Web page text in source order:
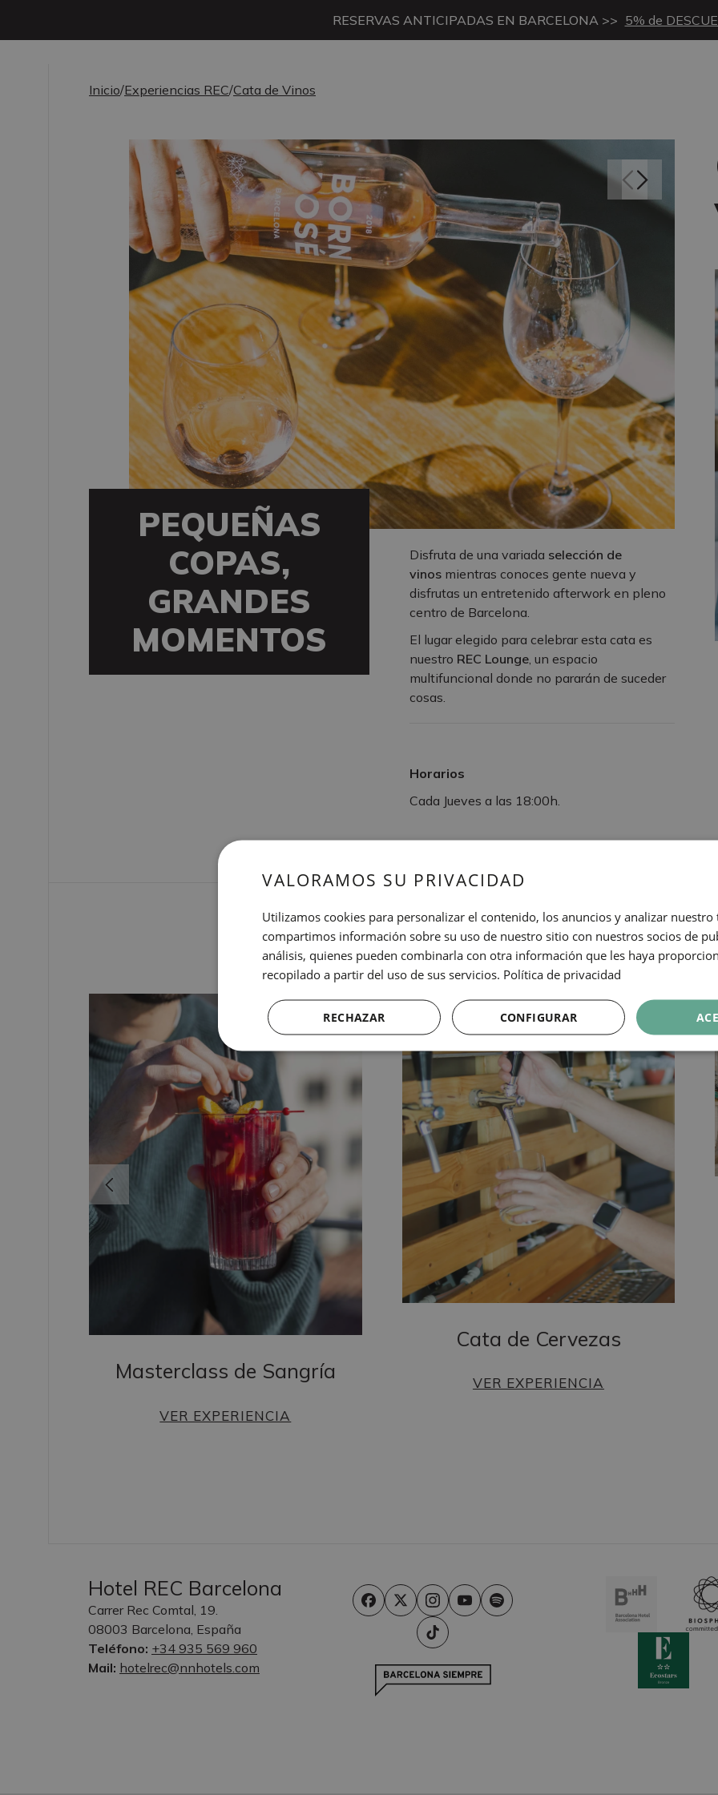
RESERVAS ANTICIPADAS EN BARCELONA >> 5% de
Inicio/Experiencias REC/Cata de Vinos
PEQUEÑAS
COPAS,
GRANDES
MOMENTOS
Disfruta de una variada selección de
vinos mientras conoces gente nueva y
disfrutas un entretenido afterwork en pleno
centro de Barcelona.
El lugar elegido para celebrar esta cata es
nuestro REC Lounge, un espacio
multifuncional donde no pararán de suceder
cosas.
Horarios
Cada Jueves a las 18:00h.
OTRAS
Masterclass de Sangría
VER EXPERIENCIA
Cata de Cervezas
VER EXPERIENCIA
Hotel REC Barcelona
Carrer Rec Comtal, 19.
08003 Barcelona, España
Teléfono: +34 935 569 960
Mail: hotelrec@nnhotels.com
VALORAMOS SU PRIVACIDAD
Utilizamos cookies para personalizar el contenido, los anuncios y analizar nuestro
compartimos información sobre su uso de nuestro sitio con nuestros socios de
análisis, quienes pueden combinarla con otra información que les haya
recopilado a partir del uso de sus servicios. Política de privacidad
RECHAZAR CONFIGURAR